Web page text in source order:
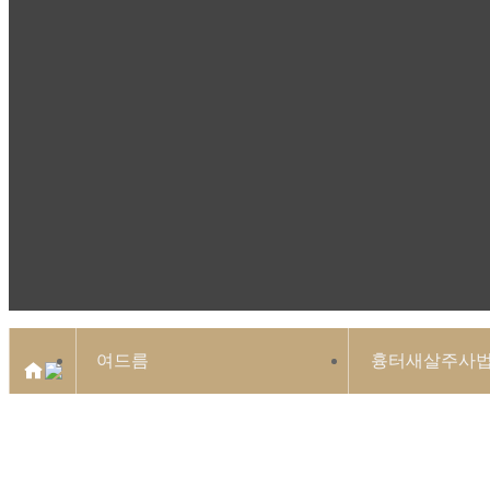
여드름 흉터새살주사법